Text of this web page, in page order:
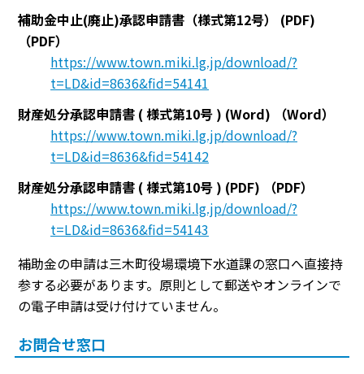
補助金中止(廃止)承認申請書（様式第12号） (PDF)
（PDF）
https://www.town.miki.lg.jp/download/?
t=LD&id=8636&fid=54141
財産処分承認申請書 ( 様式第10号 ) (Word)
（Word）
https://www.town.miki.lg.jp/download/?
t=LD&id=8636&fid=54142
財産処分承認申請書 ( 様式第10号 ) (PDF)
（PDF）
https://www.town.miki.lg.jp/download/?
t=LD&id=8636&fid=54143
補助金の申請は三木町役場環境下水道課の窓口へ直接持
参する必要があります。原則として郵送やオンラインで
の電子申請は受け付けていません。
お問合せ窓口